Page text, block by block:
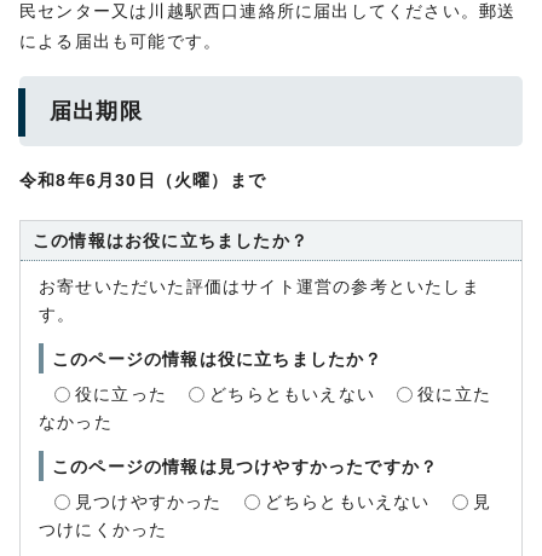
民センター又は川越駅西口連絡所に届出してください。郵送
による届出も可能です。
届出期限
令和8年6月30 日（火曜）まで
この情報はお役に立ちましたか？
お寄せいただいた評価はサイト運営の参考といたしま
す。
このページの情報は役に立ちましたか？
役に立った
どちらともいえない
役に立た
なかった
このページの情報は見つけやすかったですか？
見つけやすかった
どちらともいえない
見
つけにくかった